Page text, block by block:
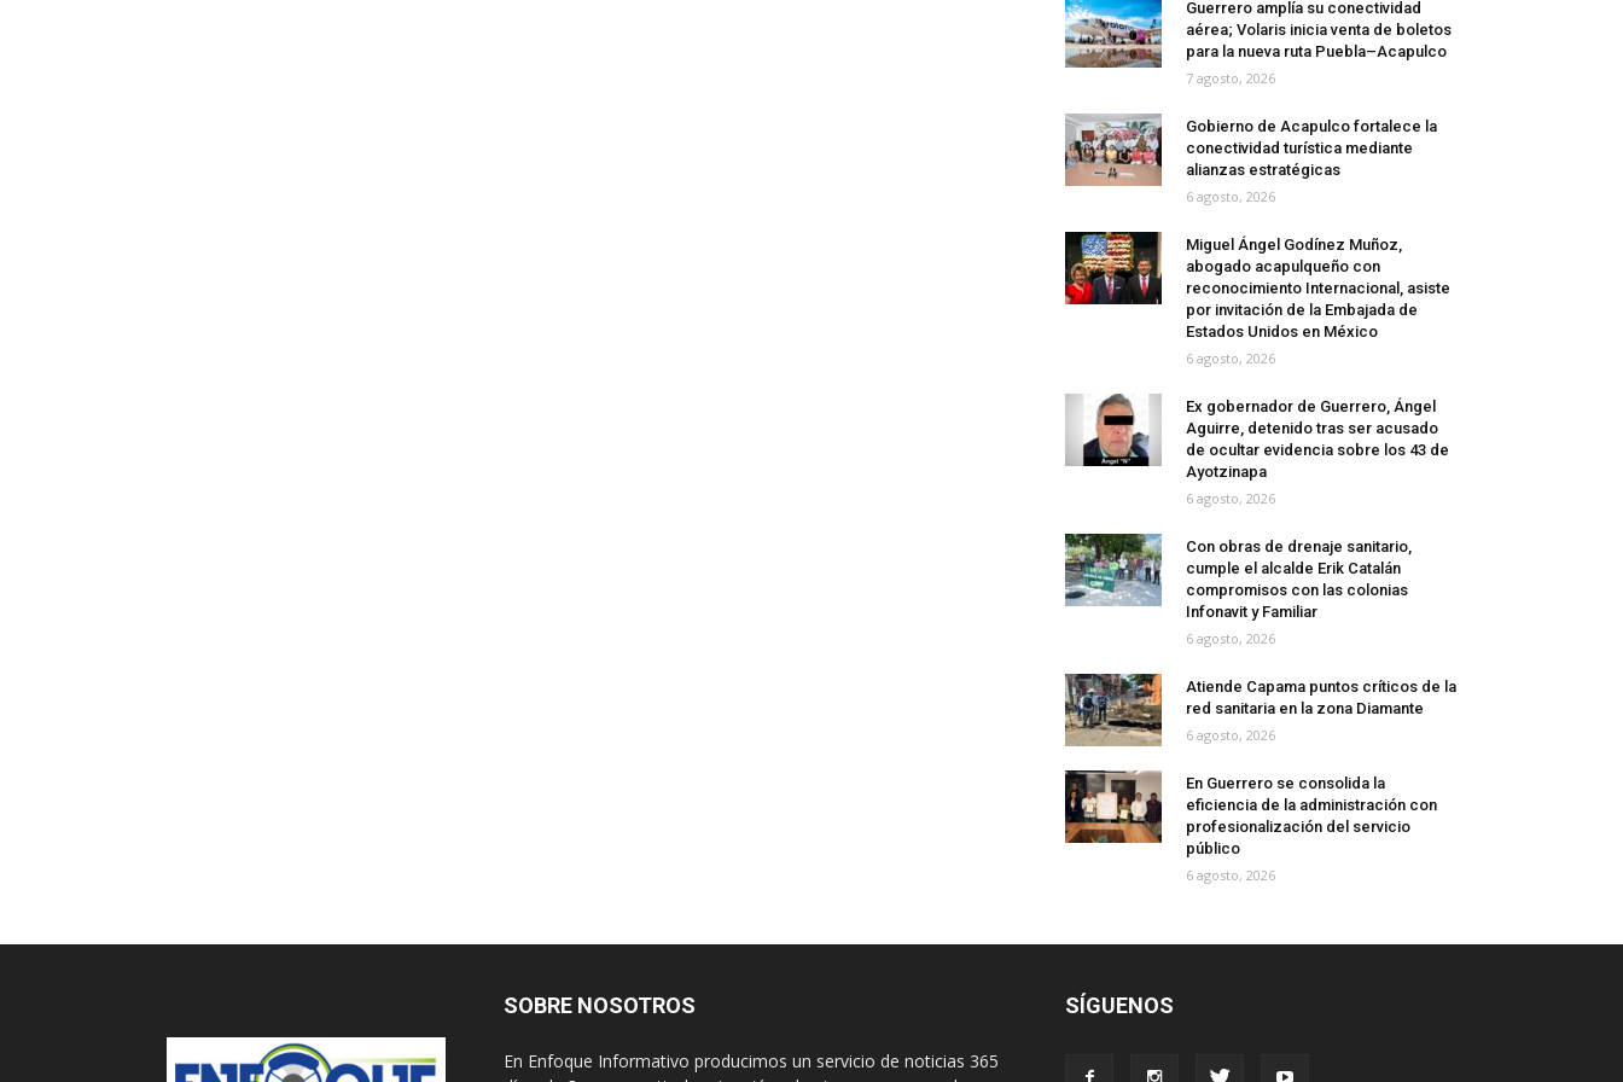
Guerrero amplía su conectividad
aérea; Volaris inicia venta de boletos
para la nueva ruta Puebla–Acapulco
7 agosto, 2026
Gobierno de Acapulco fortalece la
conectividad turística mediante
alianzas estratégicas
6 agosto, 2026
Miguel Ángel Godínez Muñoz,
abogado acapulqueño con
reconocimiento Internacional, asiste
por invitación de la Embajada de
Estados Unidos en México
6 agosto, 2026
Ex gobernador de Guerrero, Ángel
Aguirre, detenido tras ser acusado
de ocultar evidencia sobre los 43 de
Ayotzinapa
6 agosto, 2026
Con obras de drenaje sanitario,
cumple el alcalde Erik Catalán
compromisos con las colonias
Infonavit y Familiar
6 agosto, 2026
Atiende Capama puntos críticos de la
red sanitaria en la zona Diamante
6 agosto, 2026
En Guerrero se consolida la
eficiencia de la administración con
profesionalización del servicio
público
6 agosto, 2026
SOBRE NOSOTROS
En Enfoque Informativo producimos un servicio de noticias 365
SÍGUENOS